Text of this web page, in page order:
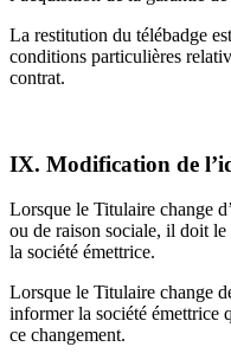
La restitution du télébadge
conditions particulières
contrat.
IX. Modification de
Lorsque le Titulaire change
ou de raison sociale, il doit
la société émettrice.
Lorsque le Titulaire change
informer la société émettrice
ce changement.